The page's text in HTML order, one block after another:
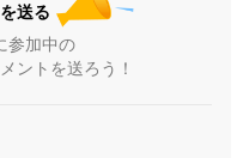
を送る
参加中の
ントを送ろう！